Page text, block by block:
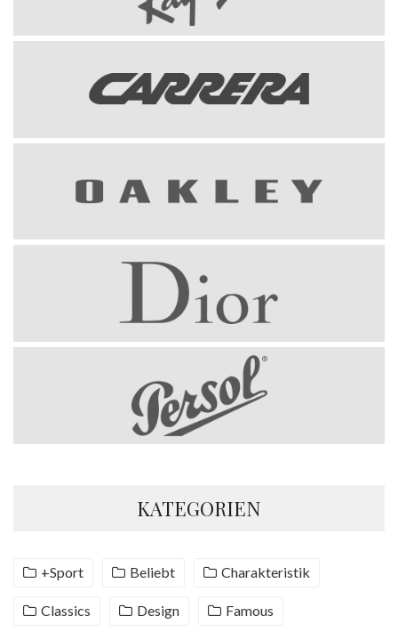
KATEGORIEN
+Sport Beliebt Charakteristik
Classics Design Famous